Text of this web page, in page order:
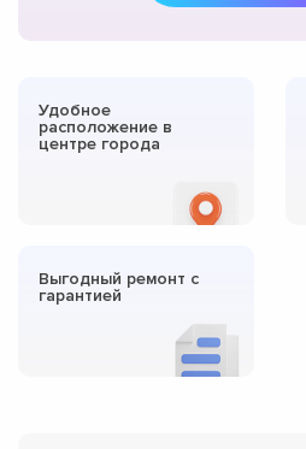
Удобное
расположение в
центре города
Выгодный ремонт с
гарантией